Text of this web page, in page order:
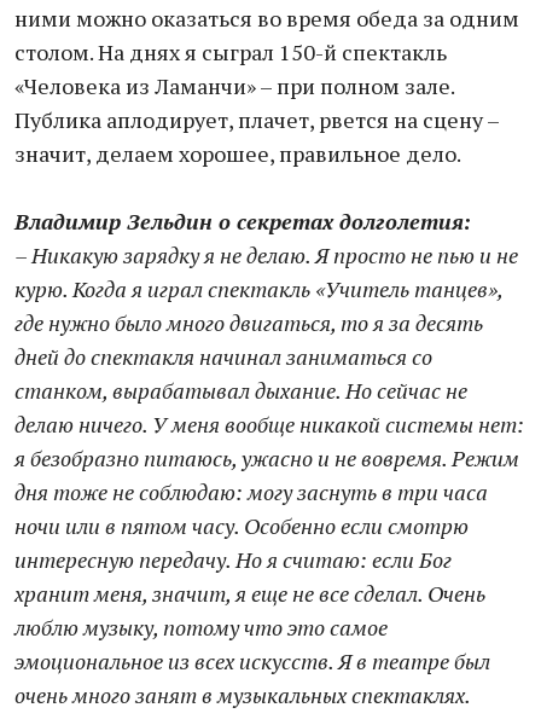
ними можно оказаться во время обеда за одним
столом. На днях я сыграл 150-й спектакль
«Человека из Ламанчи» – при полном зале.
Публика аплодирует, плачет, рвется на сцену –
значит, делаем хорошее, правильное дело.
Владимир Зельдин о секретах долголетия:
– Никакую зарядку я не делаю. Я просто не пью и не
курю. Когда я играл спектакль «Учитель танцев»,
где нужно было много двигаться, то я за десять
дней до спектакля начинал заниматься со
станком, вырабатывал дыхание. Но сейчас не
делаю ничего. У меня вообще никакой системы нет:
я безобразно питаюсь, ужасно и не вовремя. Режим
дня тоже не соблюдаю: могу заснуть в три часа
ночи или в пятом часу. Особенно если смотрю
интересную передачу. Но я считаю: если Бог
хранит меня, значит, я еще не все сделал. Очень
люблю музыку, потому что это самое
эмоциональное из всех искусств. Я в театре был
очень много занят в музыкальных спектаклях.